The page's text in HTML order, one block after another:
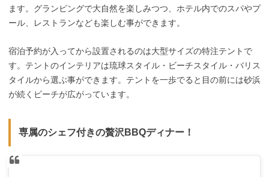
ます。グランピングで大自然を楽しみつつ、ホテル内でのスパやプ
ール、レストランなども楽しむ事ができます。
宿泊予約が入ってから設置されるのは大型サイズの特注テントで
す。テントのインテリアは琉球スタイル・ビーチスタイル・バリス
タイルから選ぶ事ができます。テントを一歩でると目の前には砂浜
が続くビーチが広がっています。
専属のシェフ付きの贅沢BBQディナー！